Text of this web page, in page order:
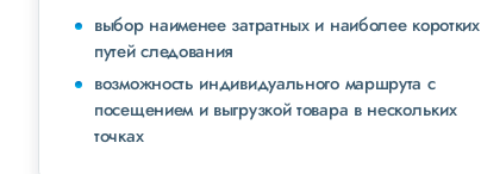
выбор наименее затратных и наиболее коротких
путей следования
возможность индивидуального маршрута с
посещением и выгрузкой товара в нескольких
точках